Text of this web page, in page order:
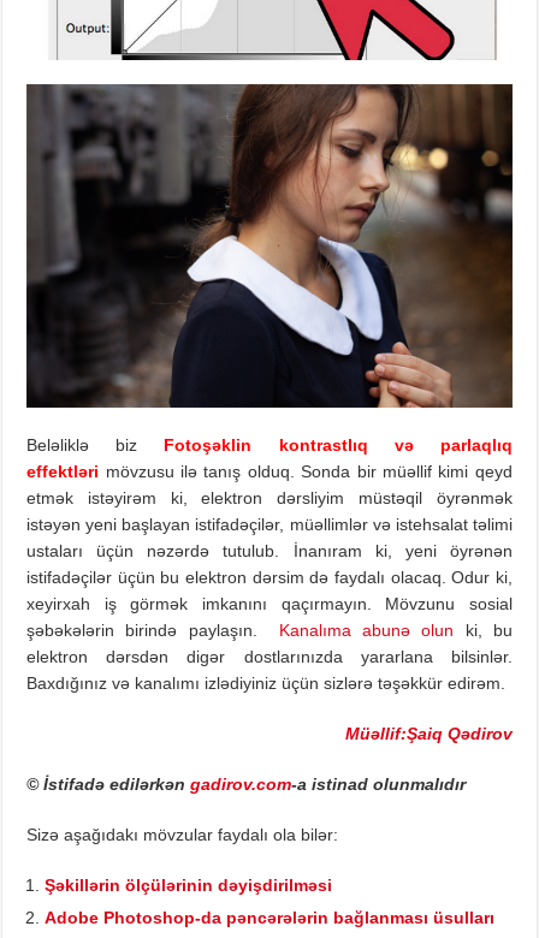
Beləliklə biz Fotoşəklin kontrastlıq və parlaqlıq
effektləri mövzusu ilə tanış olduq. Sonda bir müəllif kimi qeyd
etmək istəyirəm ki, elektron dərsliyim müstəqil öyrənmək
istəyən yeni başlayan istifadəçilər, müəllimlər və istehsalat təlimi
ustaları üçün nəzərdə tutulub. İnanıram ki, yeni öyrənən
istifadəçilər üçün bu elektron dərsim də faydalı olacaq. Odur ki,
xeyirxah iş görmək imkanını qaçırmayın. Mövzunu sosial
şəbəkələrin birində paylaşın.
Kanalıma abunə olun ki, bu
elektron dərsdən digər dostlarınızda yararlana bilsinlər.
Baxdığınız və kanalımı izlədiyiniz üçün sizlərə təşəkkür edirəm.
Müəllif:Şaiq Qədirov
© İstifadə edilərkəngadirov.com-a istinad olunmalıdır
Sizə aşağıdakı mövzular faydalı ola bilər:
Şəkillərin ölçülərinin dəyişdirilməsi
Adobe Photoshop-da pəncərələrin bağlanması üsulları